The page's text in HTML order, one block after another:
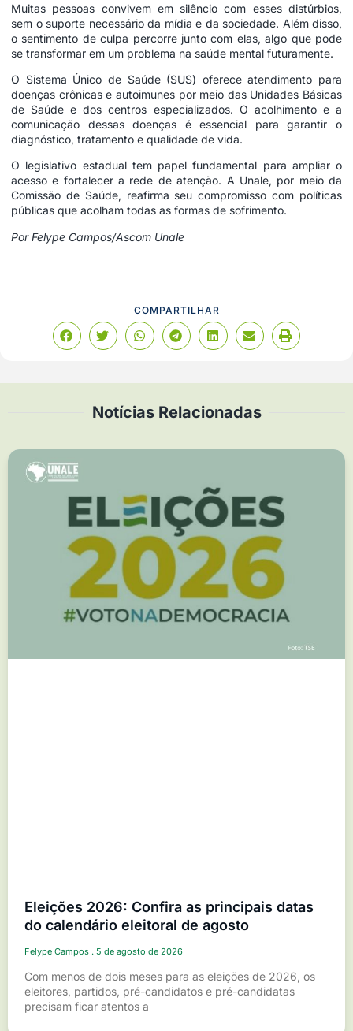
Muitas pessoas convivem em silêncio com esses distúrbios,
sem o suporte necessário da mídia e da sociedade. Além disso,
o sentimento de culpa percorre junto com elas, algo que pode
se transformar em um problema na saúde mental futuramente.
O Sistema Único de Saúde (SUS) oferece atendimento para
doenças crônicas e autoimunes por meio das Unidades Básicas
de Saúde e dos centros especializados. O acolhimento e a
comunicação dessas doenças é essencial para garantir o
diagnóstico, tratamento e qualidade de vida.
O legislativo estadual tem papel fundamental para ampliar o
acesso e fortalecer a rede de atenção. A Unale, por meio da
Comissão de Saúde, reafirma seu compromisso com políticas
públicas que acolham todas as formas de sofrimento.
Por Felype Campos/Ascom Unale
COMPARTILHAR
Notícias Relacionadas
Eleições 2026: Confira as principais datas
do calendário eleitoral de agosto
Felype Campos 5 de agosto de 2026
Com menos de dois meses para as eleições de 2026, os
eleitores, partidos, pré-candidatos e pré-candidatas
precisam ficar atentos a